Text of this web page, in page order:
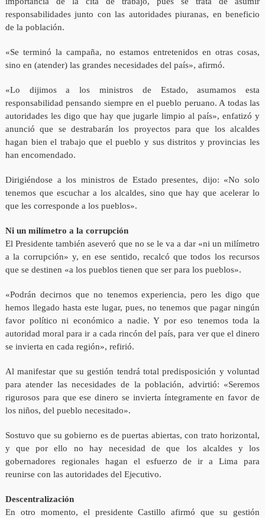
responsabilidades junto con las autoridades piuranas, en beneficio
de la población.
«Se terminó la campaña, no estamos entretenidos en otras cosas,
sino en (atender) las grandes necesidades del país», afirmó.
«Lo dijimos a los ministros de Estado, asumamos esta
responsabilidad pensando siempre en el pueblo peruano. A todas las
autoridades les digo que hay que jugarle limpio al país», enfatizó y
anunció que se destrabarán los proyectos para que los alcaldes
hagan bien el trabajo que el pueblo y sus distritos y provincias les
han encomendado.
Dirigiéndose a los ministros de Estado presentes, dijo: «No solo
tenemos que escuchar a los alcaldes, sino que hay que acelerar lo
que les corresponde a los pueblos».
Ni un milímetro a la corrupción
El Presidente también aseveró que no se le va a dar «ni un milímetro
a la corrupción» y, en ese sentido, recalcó que todos los recursos
que se destinen «a los pueblos tienen que ser para los pueblos».
«Podrán decirnos que no tenemos experiencia, pero les digo que
hemos llegado hasta este lugar, pues, no tenemos que pagar ningún
favor político ni económico a nadie. Y por eso tenemos toda la
autoridad moral para ir a cada rincón del país, para ver que el dinero
se invierta en cada región», refirió.
Al manifestar que su gestión tendrá total predisposición y voluntad
para atender las necesidades de la población, advirtió: «Seremos
rigurosos para que ese dinero se invierta íntegramente en favor de
los niños, del pueblo necesitado».
Sostuvo que su gobierno es de puertas abiertas, con trato horizontal,
y que por ello no hay necesidad de que los alcaldes y los
gobernadores regionales hagan el esfuerzo de ir a Lima para
reunirse con las autoridades del Ejecutivo.
Descentralización
En otro momento, el presidente Castillo afirmó que su gestión